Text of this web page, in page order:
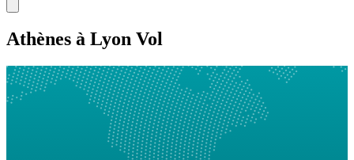
Athènes à Lyon Vol